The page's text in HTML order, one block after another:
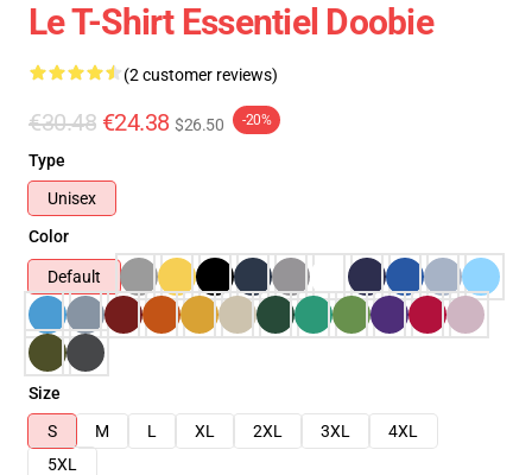
Le T-Shirt Essentiel Doobie
(2 customer reviews)
€30.48 €24.38 $26.50 -20%
Type
Unisex
Color
Default
Size
S
M L XL 2XL 3XL
4XL
5XL